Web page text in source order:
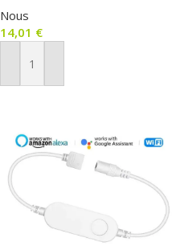
Nous
14,01 €
Pievienot Grozam